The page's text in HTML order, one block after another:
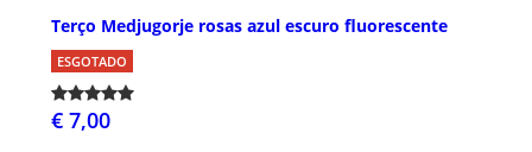
Terço Medjugorje rosas azul escuro fluorescente
ESGOTADO
€ 7,00